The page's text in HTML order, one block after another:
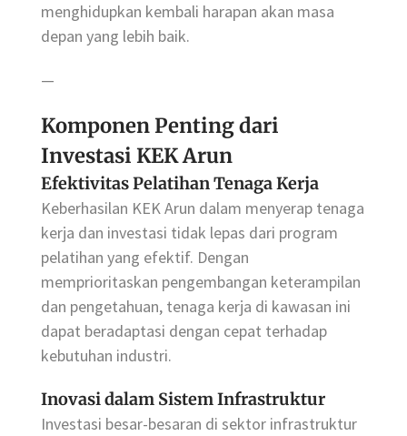
menghidupkan kembali harapan akan masa
depan yang lebih baik.
—
Komponen Penting dari
Investasi KEK Arun
Efektivitas Pelatihan Tenaga Kerja
Keberhasilan KEK Arun dalam menyerap tenaga
kerja dan investasi tidak lepas dari program
pelatihan yang efektif. Dengan
memprioritaskan pengembangan keterampilan
dan pengetahuan, tenaga kerja di kawasan ini
dapat beradaptasi dengan cepat terhadap
kebutuhan industri.
Inovasi dalam Sistem Infrastruktur
Investasi besar-besaran di sektor infrastruktur